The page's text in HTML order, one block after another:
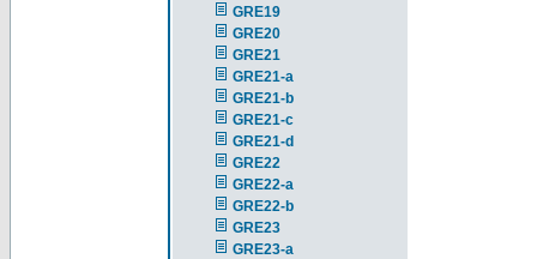
GRE19
GRE20
GRE21
GRE21-a
GRE21-b
GRE21-c
GRE21-d
GRE22
GRE22-a
GRE22-b
GRE23
GRE23-a